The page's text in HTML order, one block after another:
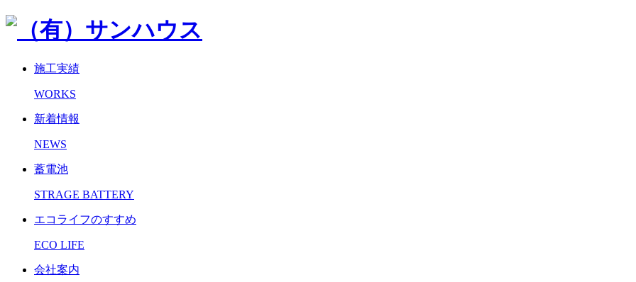
施工実績
WORKS
新着情報
NEWS
蓄電池
STRAGE BATTERY
エコライフのすすめ
ECO LIFE
会社案内